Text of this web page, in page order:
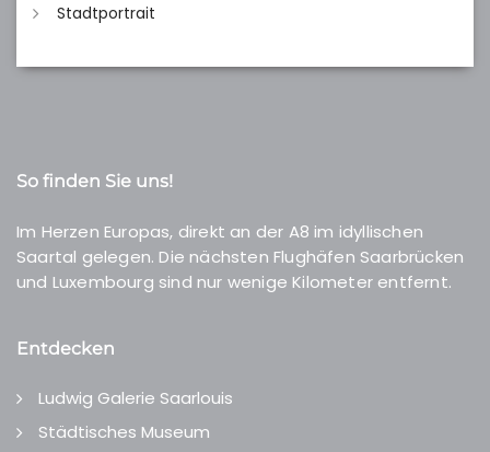
Stadtportrait
So finden Sie uns!
Im Herzen Europas, direkt an der A8 im idyllischen
Saartal gelegen. Die nächsten Flughäfen Saarbrücken
und Luxembourg sind nur wenige Kilometer entfernt.
Entdecken
Ludwig Galerie Saarlouis
Städtisches Museum